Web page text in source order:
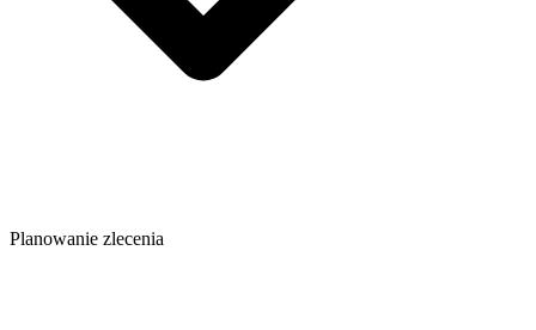
Planowanie zlecenia